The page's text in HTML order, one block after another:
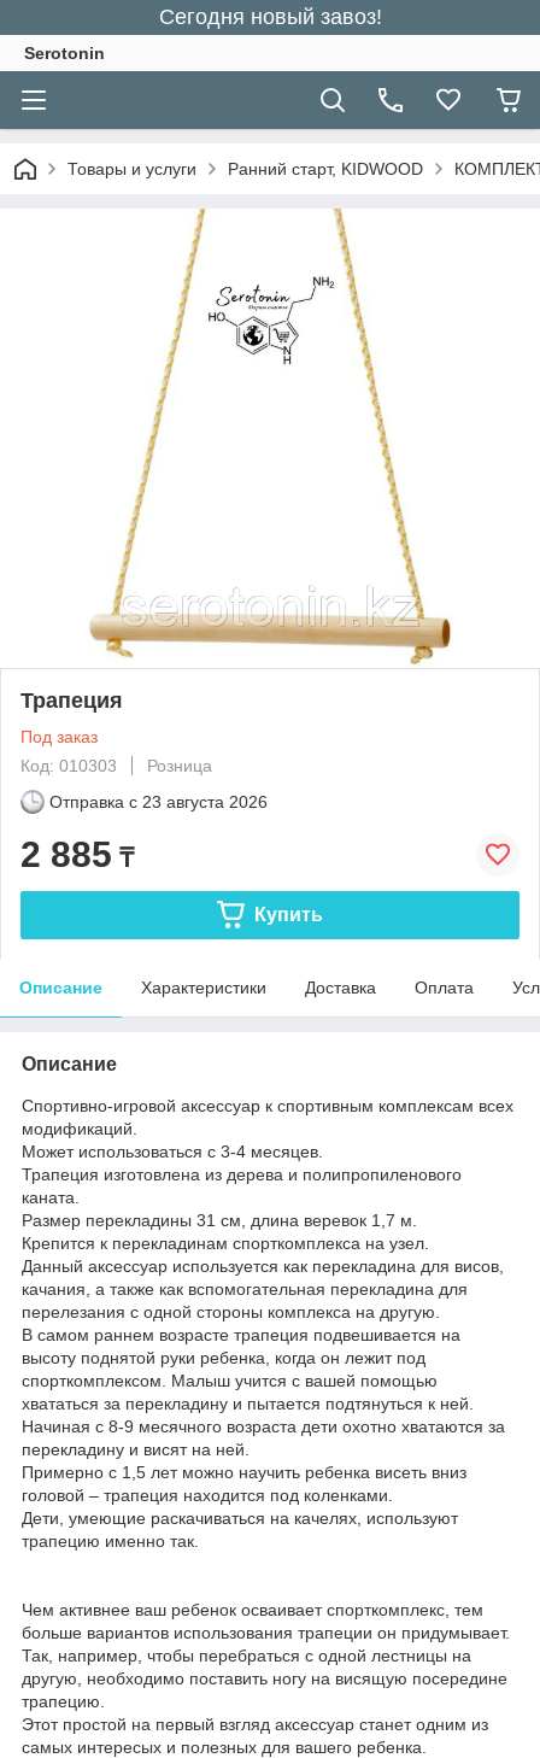
Сегодня новый завоз!
Serotonin
Товары и услуги Ранний старт, KIDWOOD
Трапеция
Под заказ
Код: 010303
Розница
Отправка с 23 августа 2026
2 885 ₸
Купить
Описание Характеристики Доставка Оплата
Описание
Спортивно-игровой аксессуар к спортивным комплексам всех
модификаций.
Может использоваться с 3-4 месяцев.
Трапеция изготовлена из дерева и полипропиленового
каната.
Размер перекладины 31 см, длина веревок 1,7 м.
Крепится к перекладинам спорткомплекса на узел.
Данный аксессуар используется как перекладина для висов,
качания, а также как вспомогательная перекладина для
перелезания с одной стороны комплекса на другую.
В самом раннем возрасте трапеция подвешивается на
высоту поднятой руки ребенка, когда он лежит под
спорткомплексом. Малыш учится с вашей помощью
хвататься за перекладину и пытается подтянуться к ней.
Начиная с 8-9 месячного возраста дети охотно хватаются за
перекладину и висят на ней.
Примерно с 1,5 лет можно научить ребенка висеть вниз
головой – трапеция находится под коленками.
Дети, умеющие раскачиваться на качелях, используют
трапецию именно так.
Чем активнее ваш ребенок осваивает спорткомплекс, тем
больше вариантов использования трапеции он придумывает.
Так, например, чтобы перебраться с одной лестницы на
другую, необходимо поставить ногу на висящую посередине
трапецию.
Этот простой на первый взгляд аксессуар станет одним из
самых интересых и полезных для вашего ребенка.